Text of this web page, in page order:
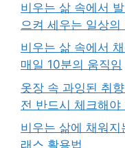
비우는 삶 속에서
으켜 세우는 일상의
비우는 삶 속에서
매일 10분의 움직임
옷장 속 과잉된 취
전 반드시 체크해야
비우는 삶에 채워
래스 활용법